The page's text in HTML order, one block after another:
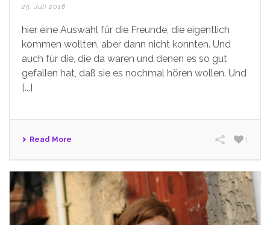
25. Juli 2016
hier eine Auswahl für die Freunde, die eigentlich
kommen wollten, aber dann nicht konnten. Und
auch für die, die da waren und denen es so gut
gefallen hat, daß sie es nochmal hören wollen. Und
[...]
Read More 1